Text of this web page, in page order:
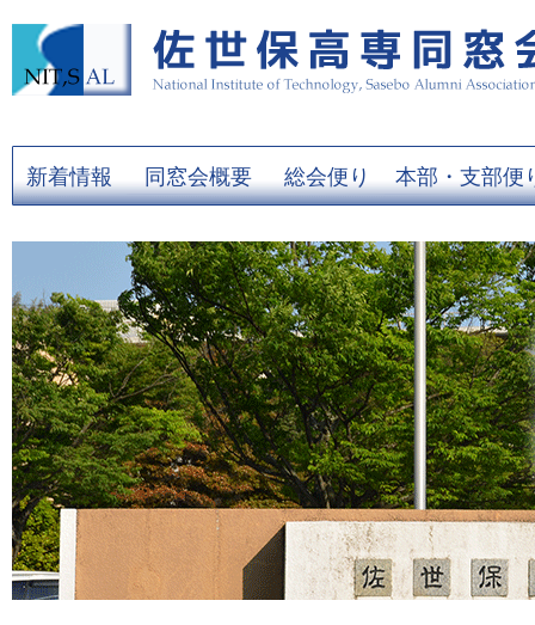
新着情報 同窓会概要 総会便り 本部・支部便